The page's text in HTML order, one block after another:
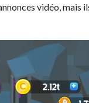
vidéo,